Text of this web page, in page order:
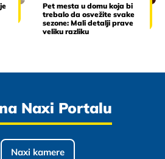
Pet mesta u domu koja bi
trebalo da osvežite svake
sezone: Mali detalji prave
veliku razliku
Naxi Portalu
Naxi kamere